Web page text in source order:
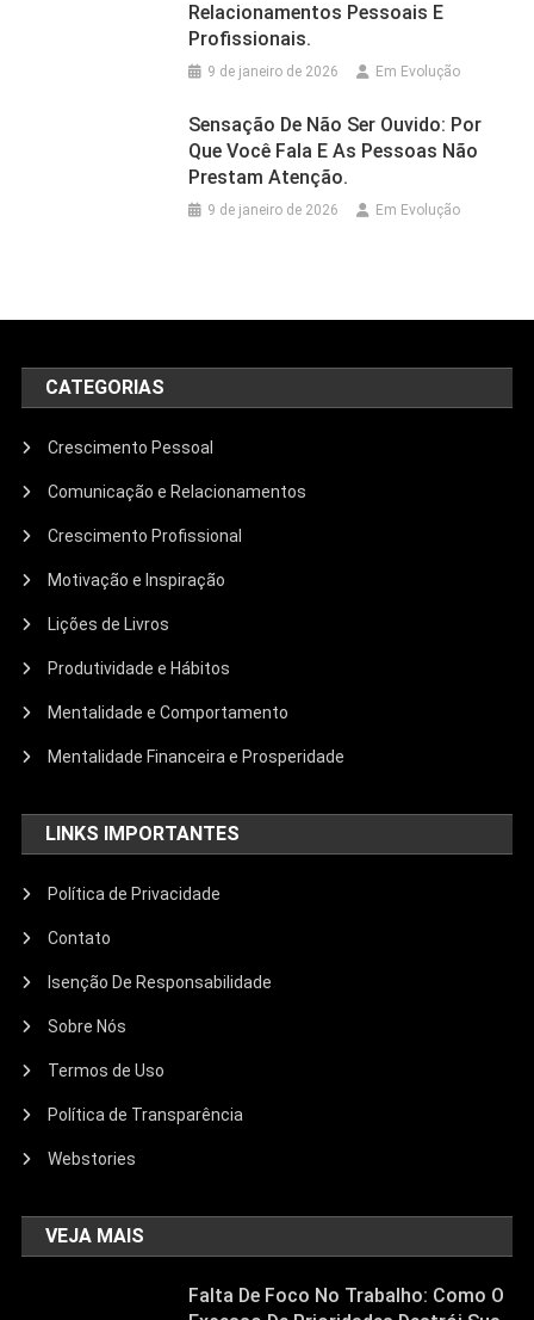
Relacionamentos Pessoais E
Profissionais.
9 de janeiro de 2026 Em Evolução
Sensação De Não Ser Ouvido: Por
Que Você Fala E As Pessoas Não
Prestam Atenção.
9 de janeiro de 2026 Em Evolução
CATEGORIAS
Crescimento Pessoal
Comunicação e Relacionamentos
Crescimento Profissional
Motivação e Inspiração
Lições de Livros
Produtividade e Hábitos
Mentalidade e Comportamento
Mentalidade Financeira e Prosperidade
LINKS IMPORTANTES
Política de Privacidade
Contato
Isenção De Responsabilidade
Sobre Nós
Termos de Uso
Política de Transparência
Webstories
VEJA MAIS
Falta De Foco No Trabalho: Como O